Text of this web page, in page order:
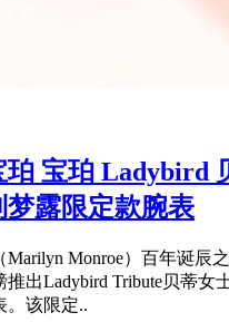
珀 宝珀 Ladybird
梦露限定款腕表
Marilyn Monroe）百年诞辰
推出Ladybird Tribute贝蒂女
。该限定..